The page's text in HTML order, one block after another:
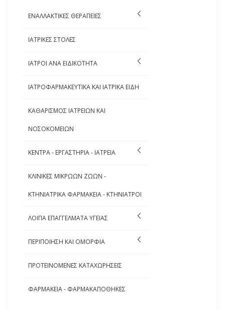
ΕΝΑΛΛΑΚΤΙΚΕΣ ΘΕΡΑΠΕΙΕΣ
ΙΑΤΡΙΚΕΣ ΣΤΟΛΕΣ
ΙΑΤΡΟΙ ΑΝΑ ΕΙΔΙΚΟΤΗΤΑ
ΙΑΤΡΟΦΑΡΜΑΚΕΥΤΙΚΑ ΚΑΙ ΙΑΤΡΙΚΑ ΕΙΔΗ
ΚΑΘΑΡΙΣΜΟΣ ΙΑΤΡΕΙΩΝ ΚΑΙ
ΝΟΣΟΚΟΜΕΙΩΝ
ΚΕΝΤΡΑ - ΕΡΓΑΣΤΗΡΙΑ - ΙΑΤΡΕΙΑ
ΚΛΙΝΙΚΕΣ ΜΙΚΡΩΩΝ ΖΩΩΝ -
ΚΤΗΝΙΑΤΡΙΚΑ ΦΑΡΜΑΚΕΙΑ - ΚΤΗΝΙΑΤΡΟΙ
ΛΟΙΠΑ ΕΠΑΓΓΕΛΜΑΤΑ ΥΓΕΙΑΣ
ΠΕΡΙΠΟΙΗΣΗ ΚΑΙ ΟΜΟΡΦΙΑ
ΠΡΟΤΕΙΝΟΜΕΝΕΣ ΚΑΤΑΧΩΡΗΣΕΙΣ
ΦΑΡΜΑΚΕΙΑ - ΦΑΡΜΑΚΑΠΟΘΗΚΕΣ